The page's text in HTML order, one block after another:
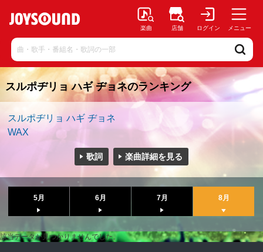
楽曲 店舗 ログイン メニュー
スルポヂリョ ハギ ヂョネのランキング
スルポヂリョ ハギ ヂョネ
WAX
歌詞 楽曲詳細を見る
5月 6月 7月 8月
該当データが見つかりませんでした。